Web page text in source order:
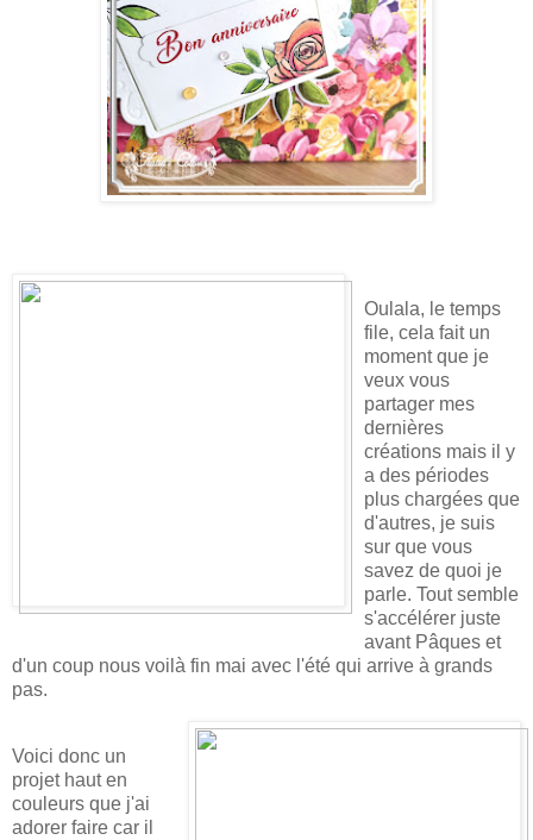
Oulala, le temps
file, cela fait un
moment que je
veux vous
partager mes
dernières
créations mais il y
a des périodes
plus chargées que
d'autres, je suis
sur que vous
savez de quoi je
parle. Tout semble
s'accélérer juste
avant Pâques et
d'un coup nous voilà fin mai avec l'été qui arrive à grands
pas.
Voici donc un
projet haut en
couleurs que j'ai
adorer faire car il